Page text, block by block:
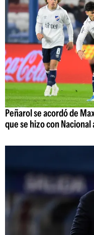
Peñarol se acordó de
que se hizo con